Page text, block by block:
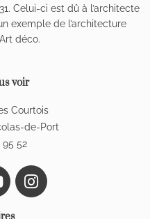
Celui-ci est dû à l’architecte
exemple de l’architecture
déco.
voir
Courtois
de-Port
95 52
I
n